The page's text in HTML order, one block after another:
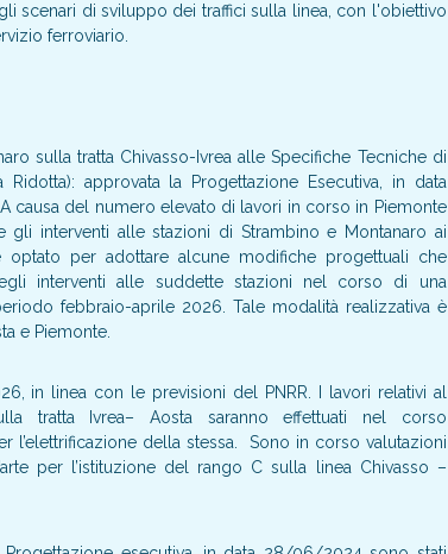
scenari di sviluppo dei traffici sulla linea, con l'obiettivo
ferroviario.
sulla tratta Chivasso-Ivrea alle Specifiche Tecniche di
Ridotta): approvata la Progettazione Esecutiva, in data
causa del numero elevato di lavori in corso in Piemonte
gli interventi alle stazioni di Strambino e Montanaro ai
per adottare alcune modifiche progettuali che
interventi alle suddette stazioni nel corso di una
febbraio-aprile 2026. Tale modalità realizzativa è
e Piemonte.
in linea con le previsioni del PNRR. I lavori relativi al
tratta Ivrea– Aosta saranno effettuati nel corso
l’elettrificazione della stessa. Sono in corso valutazioni
per l’istituzione del rango C sulla linea Chivasso –